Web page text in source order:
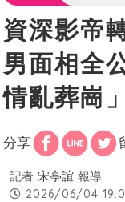
資深影帝
男面相全
情亂葬崗」
分享
記者 宋亭誼 報導
2026/06/04